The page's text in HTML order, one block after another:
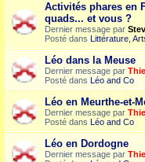
Activités phares en
quads... et vous ?
Dernier message par
Posté dans Littérature,
Léo dans la Meuse
Dernier message par
Posté dans Léo and Co
Léo en Meurthe-et-
Dernier message par
Posté dans Léo and Co
Léo en Dordogne
Dernier message par